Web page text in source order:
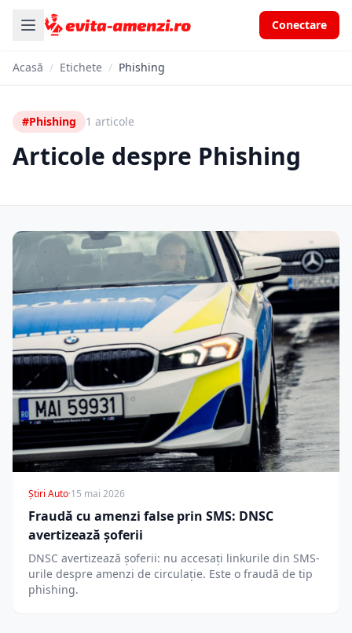
Conectare
Acasă / Etichete / Phishing
#Phishing 1 articole
Articole despre Phishing
Știri Auto·15 mai 2026
Fraudă cu amenzi false prin SMS: DNSC
avertizează șoferii
DNSC avertizează șoferii: nu accesați linkurile din SMS-
urile despre amenzi de circulație. Este o fraudă de tip
phishing.